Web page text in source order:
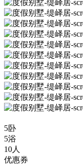
5卧
5浴
10人
优惠券